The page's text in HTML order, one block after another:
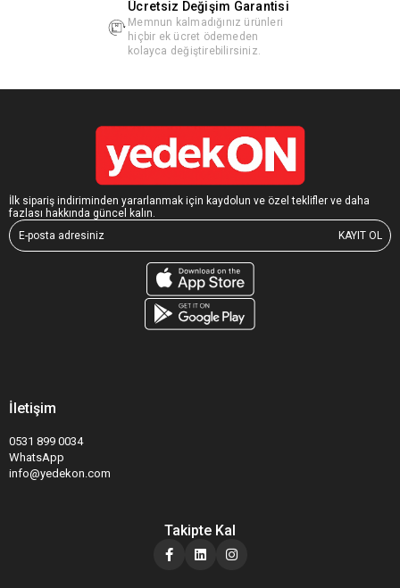
Ücretsiz Değişim Garantisi
Memnun kalmadığınız ürünleri
hiçbir ek ücret ödemeden
kolayca değiştirebilirsiniz.
İlk sipariş indiriminden yararlanmak için kaydolun ve özel teklifler ve daha
fazlası hakkında güncel kalın.
KAYIT OL
İletişim
0531 899 0034
WhatsApp
info@yedekon.com
Takipte Kal